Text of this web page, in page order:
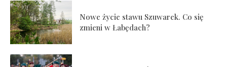
Nowe życie stawu Szuwarek. Co się
zmieni w Łabędach?